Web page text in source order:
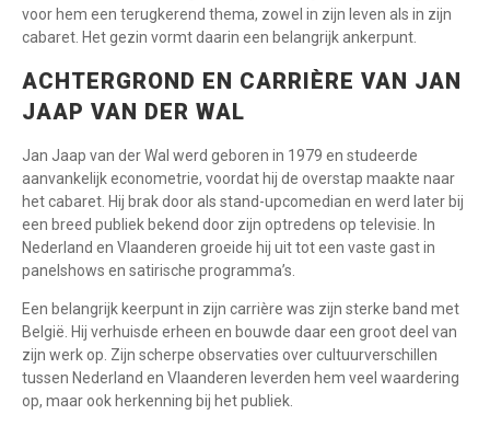
voor hem een terugkerend thema, zowel in zijn leven als in zijn
cabaret. Het gezin vormt daarin een belangrijk ankerpunt.
ACHTERGROND EN CARRIÈRE VAN JAN
JAAP VAN DER WAL
Jan Jaap van der Wal werd geboren in 1979 en studeerde
aanvankelijk econometrie, voordat hij de overstap maakte naar
het cabaret. Hij brak door als stand-upcomedian en werd later bij
een breed publiek bekend door zijn optredens op televisie. In
Nederland en Vlaanderen groeide hij uit tot een vaste gast in
panelshows en satirische programma’s.
Een belangrijk keerpunt in zijn carrière was zijn sterke band met
België. Hij verhuisde erheen en bouwde daar een groot deel van
zijn werk op. Zijn scherpe observaties over cultuurverschillen
tussen Nederland en Vlaanderen leverden hem veel waardering
op, maar ook herkenning bij het publiek.